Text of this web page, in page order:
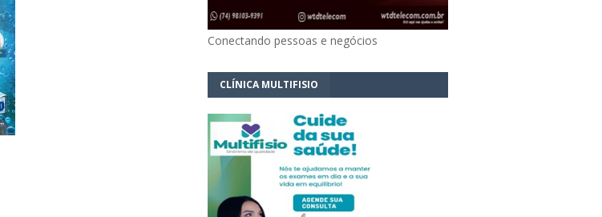
Conectando pessoas e negócios
CLÍNICA MULTIFISIO